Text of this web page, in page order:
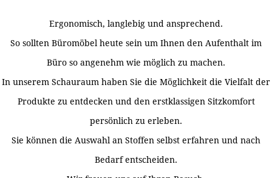
Ergonomisch, langlebig und ansprechend.
So sollten Büromöbel heute sein um Ihnen den Aufenthalt im
Büro so angenehm wie möglich zu machen.
In unserem Schauraum haben Sie die Möglichkeit die Vielfalt der
Produkte zu entdecken und den erstklassigen Sitzkomfort
persönlich zu erleben.
Sie können die Auswahl an Stoffen selbst erfahren und nach
Bedarf entscheiden.